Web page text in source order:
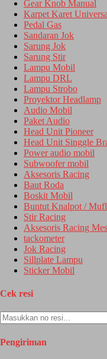
Gear Knob Manual
Karpet Karet
Pedal Gas
Sandaran Jok
Sarung Jok
Sarung Stir
Lampu Mobil
Lampu DRL
Lampu Strobo
Proyektor Headlamp
Audio Mobil
Paket Audio
Head Unit Pioneer
Head Unit Singgle
Power audio mobil
Subwoofer mobil
Aksesoris Racing
Baut Roda
Boskit Mobil
Buntut Knalpot /
Stir Racing
Aksesoris Racing
tackometer
Jok Racing
Sillplate Lampu
Sticker Mobil
Cek resi
Pengiriman